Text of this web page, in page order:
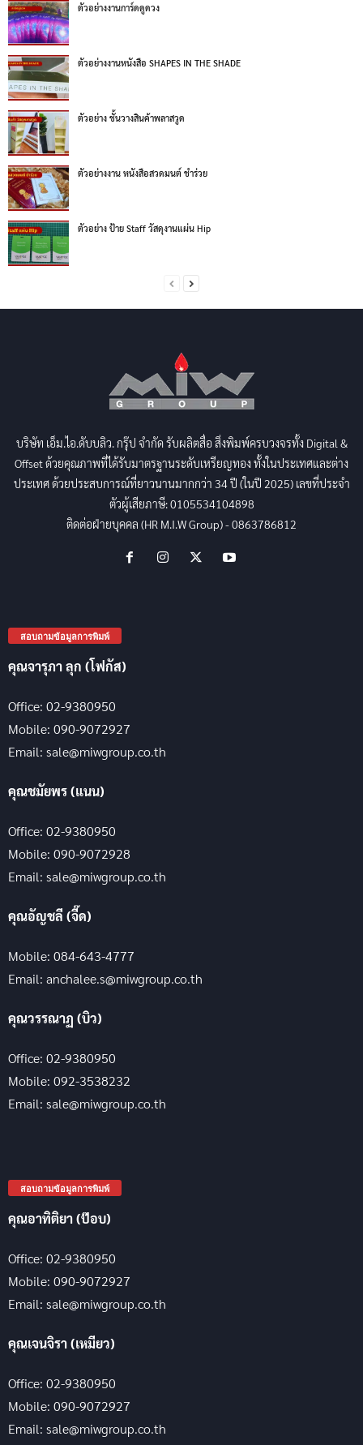
ตัวอย่างงานการ์ดดูดวง
ตัวอย่างงานหนังสือ SHAPES IN THE SHADE
ตัวอย่าง ชั้นวางสินค้าพลาสวูด
ตัวอย่างงาน หนังสือสวดมนต์ ชำร่วย
ตัวอย่าง ป้าย Staff วัสดุงานแผ่น Hip
บริษัท เอ็ม.ไอ.ดับบลิว. กรุ๊ป จำกัด รับผลิตสื่อ สิ่งพิมพ์ครบวงจรทั้ง Digital &
Offset ด้วยคุณภาพที่ได้รับมาตรฐานระดับเหรียญทอง ทั้งในประเทศและต่าง
ประเทศ ด้วยประสบการณ์ที่ยาวนานมากกว่า 34 ปี (ในปี 2025) เลขที่ประจำ
ตัวผู้เสียภาษี: 0105534104898
ติดต่อฝ่ายบุคคล (HR M.I.W Group) - 0863786812
สอบถามข้อมูลการพิมพ์
คุณจารุภา ลุก (โฟกัส)
Office: 02-9380950
Mobile: 090-9072927
Email: sale@miwgroup.co.th
คุณชมัยพร (แนน)
Office: 02-9380950
Mobile: 090-9072928
Email: sale@miwgroup.co.th
คุณอัญชลี (จี๊ด)
Mobile: 084-643-4777
Email: anchalee.s@miwgroup.co.th
คุณวรรณาฏ (บิว)
Office: 02-9380950
Mobile: 092-3538232
Email: sale@miwgroup.co.th
สอบถามข้อมูลการพิมพ์
คุณอาทิติยา (ป๊อบ)
Office: 02-9380950
Mobile: 090-9072927
Email: sale@miwgroup.co.th
คุณเจนจิรา (เหมียว)
Office: 02-9380950
Mobile: 090-9072927
Email: sale@miwgroup.co.th